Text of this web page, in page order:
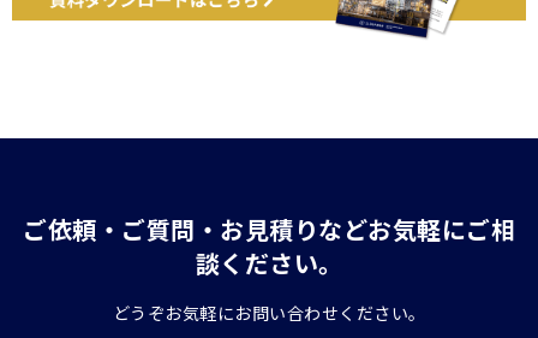
ご依頼・ご質問・お見積りなどお気軽にご相
談ください。
どうぞお気軽にお問い合わせください。